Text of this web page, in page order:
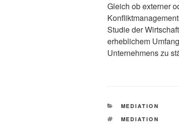
Gleich ob externer
Studie der
erheblichem
Unternehmens zu
KATEGORIEN
MEDIATION
SCHLAGWÖRTER
MEDIATION